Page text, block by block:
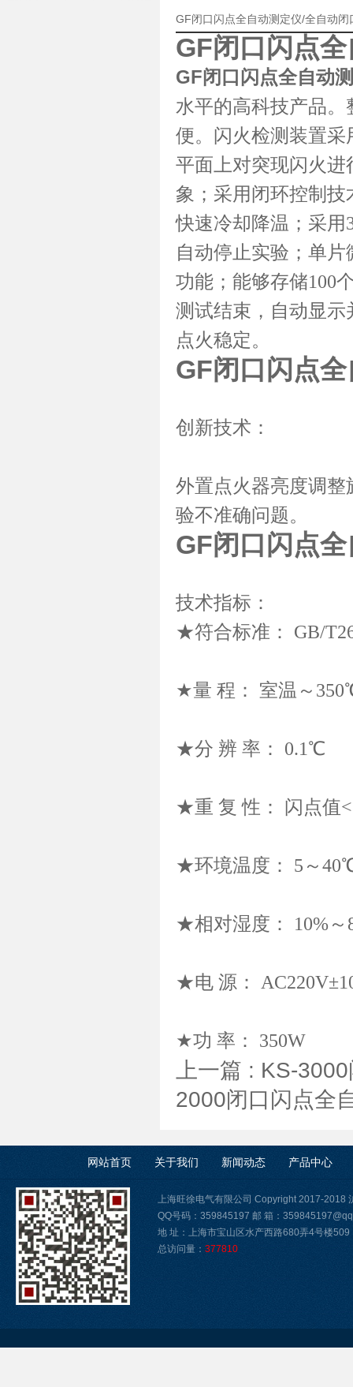
GF闭口闪点全自动测定仪/全自动
GF闭口闪点
GF闭口闪点全自动
水平的高科技产品
便。闪火检测装置
平面上对突现闪火
象；采用闭环控制
快速冷却降温；采用
自动停止实验；单
功能；能够存储100
测试结束，自动显
点火稳定。
GF闭口闪点
创新技术：
外置点火器亮度调
验不准确问题。
GF闭口闪点
技术指标：
★符合标准： GB/
★量 程： 室温～
★分 辨 率： 0.1℃
★重 复 性： 闪点值
★环境温度： 5～
★相对湿度： 10%～
★电 源：
★功 率： 350W
上一篇 : KS-
2000闭口闪点全
网站首页 关于我们 新闻动态 产品中心
上海旺徐电气有限公司 Copyright 2017-2018
QQ号码：359845197 邮 箱：
地 址：上海市宝山区水产西路680弄4号楼509
总访问量： 377810